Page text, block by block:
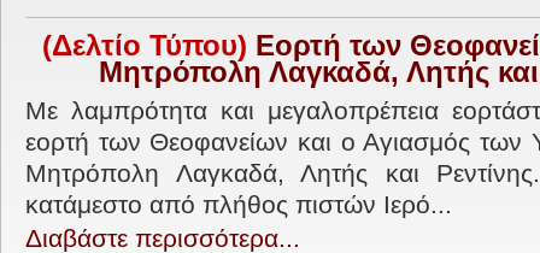
(Δελτίο Τύπου) Εορτή των
Μητρόπολη Λαγκαδά, Λητής και
Με λαμπρότητα και μεγαλοπρέπεια
εορτή των Θεοφανείων και ο Αγιασμός των
Μητρόπολη Λαγκαδά, Λητής και
κατάμεστο από πλήθος πιστών Ιερό...
Διαβάστε περισσότερα...